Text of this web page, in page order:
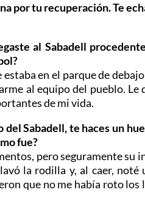
por tu recuperación. Te
al Sabadell
estaba en el parque de
al equipo del pueblo.
de mi vida.
Sabadell, te haces un
fue?
pero seguramente su
la rodilla y, al caer,
que no me había roto